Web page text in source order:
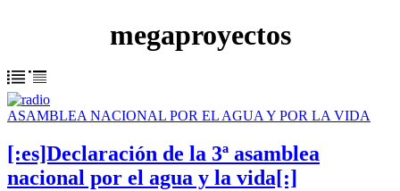
megaproyectos
ASAMBLEA NACIONAL POR EL AGUA Y POR LA VIDA
[:es]Declaración de la 3ª asamblea
nacional por el agua y la vida[:]